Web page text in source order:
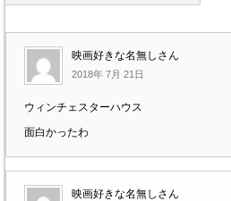
映画好きな名無しさん
2018年 7月 21日
ウィンチェスターハウス
面白かったわ
映画好きな名無しさん